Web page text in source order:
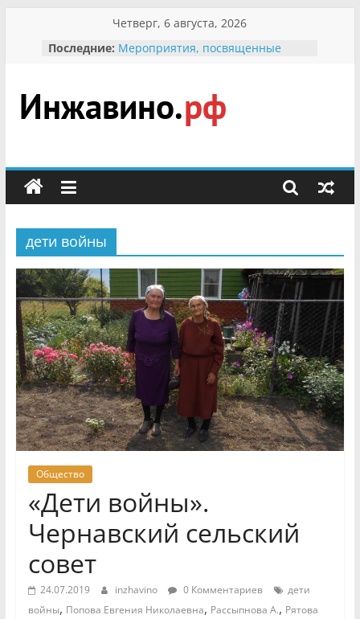
содержимому
Четверг, 6 августа, 2026
Последние: Мероприятия, посвященные
гражданин Инжавинского округа»
участнице Великой
Отечественной, фронтовичке
Безопасность в сети Интернет
мероприятии «Сохраним
заповедника родились крапчатые
суслики
Инжавино.рф
сельский
портал
дети войны
Общество
«Дети войны».
Чернавский сельский
совет
24.07.2019 inzhavino 0 Комментариев
дети
войны, Попова Евгения Николаевна, Рассыпнова А., Рятова